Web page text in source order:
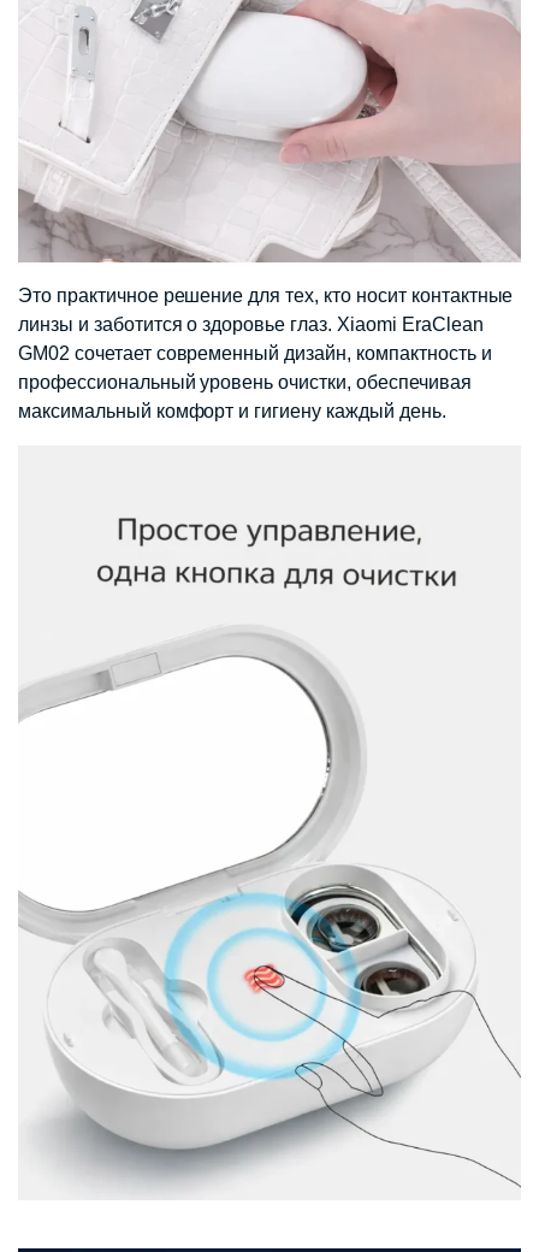
Это практичное решение для тех, кто носит контактные
линзы и заботится о здоровье глаз. Xiaomi EraClean
GM02 сочетает современный дизайн, компактность и
профессиональный уровень очистки, обеспечивая
максимальный комфорт и гигиену каждый день.